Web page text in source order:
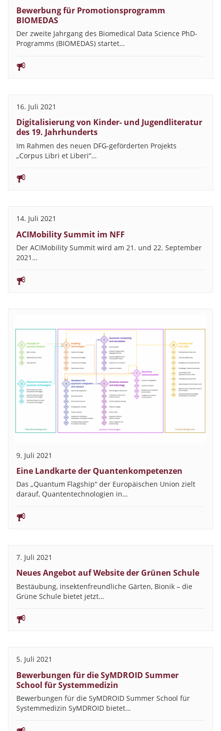
Bewerbung für Promotionsprogramm
BIOMEDAS
Der zweite Jahrgang des Biomedical Data Science PhD-
Programms (BIOMEDAS) startet…
16. Juli 2021
Digitalisierung von Kinder- und Jugendliteratur
des 19. Jahrhunderts
Im Rahmen des neuen DFG-geförderten Projekts
„Corpus Libri et Liberi“…
14. Juli 2021
ACIMobility Summit im NFF
Der ACIMobility Summit wird am 21. und 22. September
2021…
9. Juli 2021
Eine Landkarte der Quantenkompetenzen
Das „Quantum Flagship“ der Europäischen Union zielt
darauf, Quantentechnologien in…
7. Juli 2021
Neues Angebot auf Website der Grünen Schule
Bestäubung, insektenfreundliche Gärten, Bionik – die
Grüne Schule bietet jetzt…
5. Juli 2021
Bewerbungen für die SyMDROID Summer
School für Systemmedizin
Bewerbungen für die SyMDROID Summer School für
Systemmedizin SyMDROID bietet…